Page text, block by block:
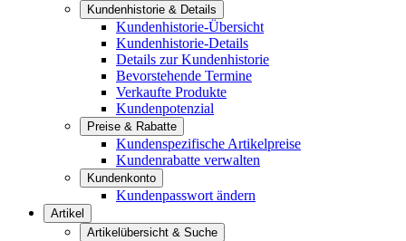
Kundenhistorie & Details
Kundenhistorie-Übersicht
Kundenhistorie-Details
Details zur Kundenhistorie
Bevorstehende Termine
Verkaufte Produkte
Kundenpotenzial
Preise & Rabatte
Kundenspezifische Artikelpreise
Kundenrabatte verwalten
Kundenkonto
Kundenpasswort ändern
Artikel
Artikelübersicht & Suche